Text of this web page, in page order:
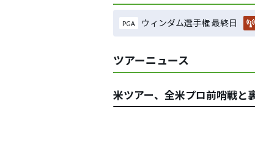
PGA ウィンダム選手権 最終日
ツアーニュース
米ツアー、全米プロ前哨戦